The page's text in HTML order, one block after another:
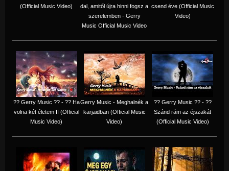
(Official Music Video)
dal, amitől újra hinni fogsz a
szerelemben - Gerry
Music Official Music Video
csend éve (Official Music
Video)
?? Gerry Music ?? - ?? Ha
volna két életem II (Official
Music Video)
Gerry Music - Meghalnék a
karjaidban (Official Music
Video)
?? Gerry Music ?? - ??
Szánd rám az éjszakát
(Official Music Video)